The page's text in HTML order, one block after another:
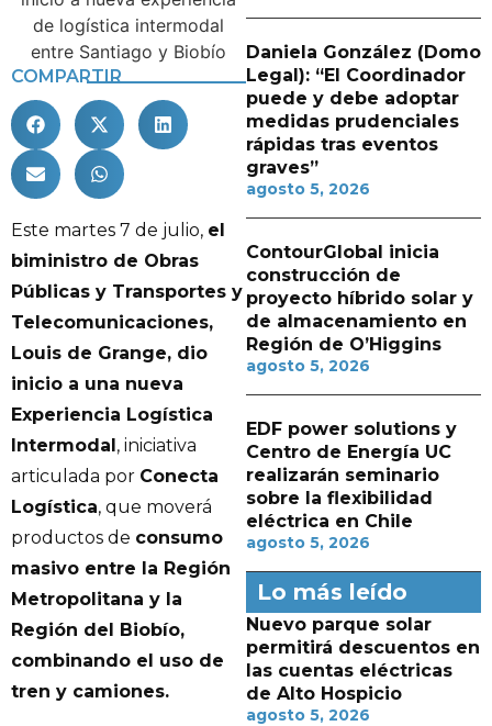
COMPARTIR
Este martes 7 de julio, el
biministro de Obras
Públicas y Transportes y
Telecomunicaciones,
Louis de Grange, dio
inicio a una nueva
Experiencia Logística
Intermodal, iniciativa
articulada por Conecta
Logística, que moverá
productos de consumo
masivo entre la Región
Metropolitana y la
Región del Biobío,
combinando el uso de
tren y camiones.
Daniela González (Domo
Legal): “El Coordinador
puede y debe adoptar
medidas prudenciales
rápidas tras eventos
graves”
agosto 5, 2026
ContourGlobal inicia
construcción de
proyecto híbrido solar y
de almacenamiento en
Región de O’Higgins
agosto 5, 2026
EDF power solutions y
Centro de Energía UC
realizarán seminario
sobre la flexibilidad
eléctrica en Chile
agosto 5, 2026
Lo más leído
Nuevo parque solar
permitirá descuentos en
las cuentas eléctricas
de Alto Hospicio
agosto 5, 2026